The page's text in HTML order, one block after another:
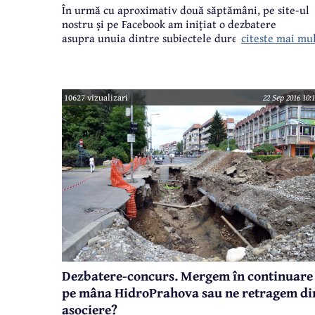
În urmă cu aproximativ două săptămâni, pe site-ul
nostru și pe Facebook am inițiat o dezbatere
asupra unuia dintre subiectele dureroase pe plan
la starea jalnică a străzilor după oprirea lucrărilor
până la prețul tot mai mare pe care îl plătim
apă și canal, am adresat cititorilor noștri
dacă mai este sau nu cazul să rămânem în această
asociere pentru serviciile HidroPrahova?
citeste mai
10627 vizualizari 22 Sep 2016
Dezbatere-concurs. Mergem în continuare
pe mâna HidroPrahova sau ne retragem
asociere?